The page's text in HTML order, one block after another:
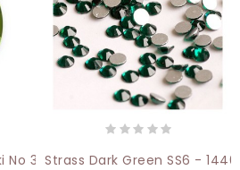
No 30 Green 20τμχ
Strass Dark Green SS6 -